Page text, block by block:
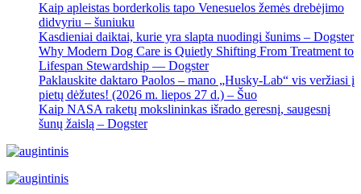
Kaip apleistas borderkolis tapo Venesuelos žemės drebėjimo
didvyriu – šuniuku
Kasdieniai daiktai, kurie yra slapta nuodingi šunims – Dogster
Why Modern Dog Care is Quietly Shifting From Treatment to
Lifespan Stewardship — Dogster
Paklauskite daktaro Paolos – mano „Husky-Lab“ vis veržiasi į
pietų dėžutes! (2026 m. liepos 27 d.) – Šuo
Kaip NASA raketų mokslininkas išrado geresnį, saugesnį
šunų žaislą – Dogster